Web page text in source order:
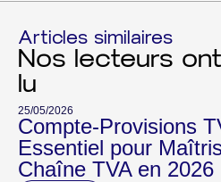
Articles similaires
Nos lecteurs
lu
25/05/2026
Compte-Provisions
Essentiel pour
Chaîne TVA en 2026